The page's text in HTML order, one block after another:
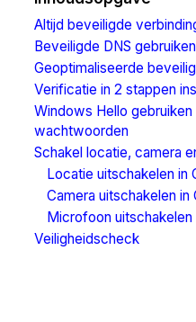
Altijd beveiligde
Beveiligde DNS gebruiken
Geoptimaliseerde
Verificatie in 2 stappen
Windows Hello gebruiken
wachtwoorden
Schakel locatie, camera
Locatie uitschakelen in
Camera uitschakelen in
Microfoon uitschakelen
Veiligheidscheck